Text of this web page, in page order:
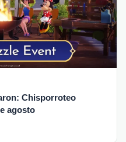
Chisporroteo
agosto